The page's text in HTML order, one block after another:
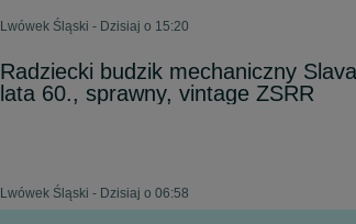
Lwówek Śląski - Dzisiaj o 15:20
Radziecki budzik mechaniczny
lata 60., sprawny, vintage ZSRR
Lwówek Śląski - Dzisiaj o 06:58